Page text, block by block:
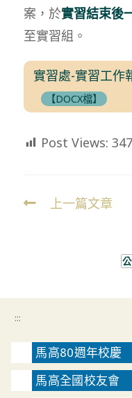
案，於實習結束後
至實習組。
實習處-實習工作
【DOCX檔】
Post Views: 347
Read上一篇文章
:::
馬高80週年校慶
馬高全國校友會